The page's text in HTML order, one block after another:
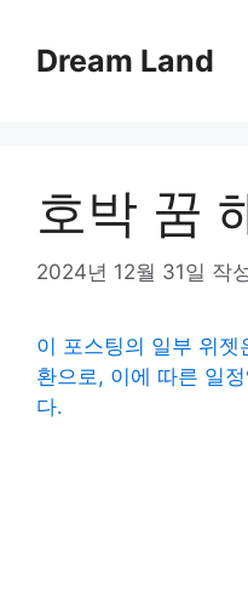
Dream Land
호박 꿈
2024년 12월 31일 작
이 포스팅의 일부 위젯
환으로, 이에 따른 일
다.